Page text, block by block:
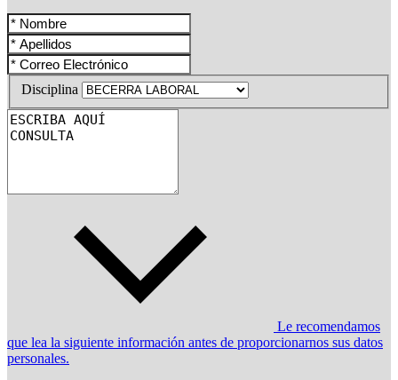
Disciplina
Le recomendamos
que lea la siguiente información antes de proporcionarnos sus datos
personales.